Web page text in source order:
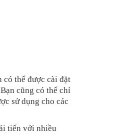
có thể được cài đặt
cũng có thể chỉ
sử dụng cho các
tiến với nhiều